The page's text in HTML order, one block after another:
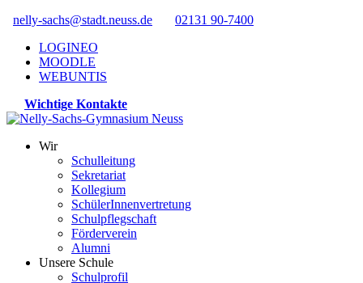
nelly-sachs@stadt.neuss.de
02131 90-7400
LOGINEO
MOODLE
WEBUNTIS
Wichtige Kontakte
Wir
Schulleitung
Sekretariat
Kollegium
SchülerInnenvertretung
Schulpflegschaft
Förderverein
Alumni
Unsere Schule
Schulprofil